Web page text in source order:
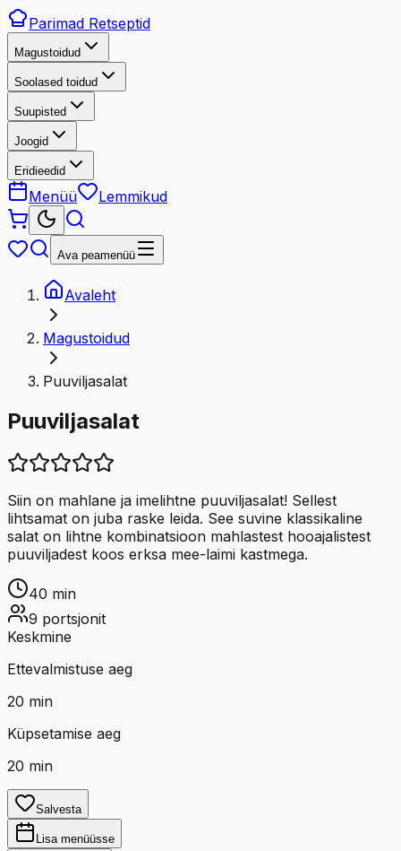
Parimad Retseptid
Magustoidud
Soolased toidud
Suupisted
Joogid
Eridieedid
Menüü Lemmikud
Ava peamenüü
Avaleht
Magustoidud
Puuviljasalat
Puuviljasalat
Siin on mahlane ja imelihtne puuviljasalat! Sellest
lihtsamat on juba raske leida. See suvine klassikaline
salat on lihtne kombinatsioon mahlastest hooajalistest
puuviljadest koos erksa mee-laimi kastmega.
40 min
9 portsjonit
Keskmine
Ettevalmistuse aeg
20 min
Küpsetamise aeg
20 min
Salvesta
Lisa menüüsse